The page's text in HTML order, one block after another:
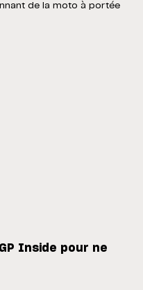
de la moto à portée
Inside pour ne